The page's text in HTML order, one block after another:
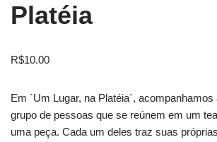
Platéia
R$10.00
Em `Um Lugar, na Platéia`, acompanhamos
grupo de pessoas que se reúnem em um
uma peça. Cada um deles traz suas